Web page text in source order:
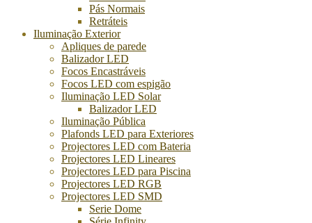
Pás Normais
Retráteis
Iluminação Exterior
Apliques de parede
Balizador LED
Focos Encastráveis
Focos LED com espigão
Iluminação LED Solar
Balizador LED
Iluminação Pública
Plafonds LED para Exteriores
Projectores LED com Bateria
Projectores LED Lineares
Projectores LED para Piscina
Projectores LED RGB
Projectores LED SMD
Serie Dome